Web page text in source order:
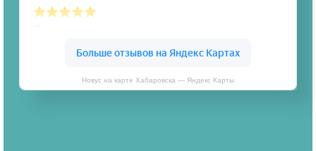
Новус на карте Хабаровска — Яндекс Карты